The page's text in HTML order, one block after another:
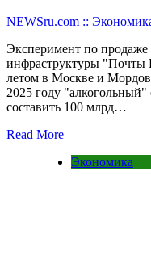
NEWSru.com ::
Эксперимент по продаже
инфраструктуры "Почты
летом в Москве и
2025 году "алкогольный"
составить 100 млрд…
Read More
Экономика